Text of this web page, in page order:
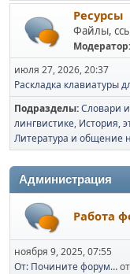
Ресурсы
Файлы,
Модератор:
июля 27, 2026, 20:37
Раскладка клавиатуры
Подразделы Словари
лингвистике История,
Литература и общение
Администрация
Работа
ноября 9, 2025, 07:55
От: Почините форум…от